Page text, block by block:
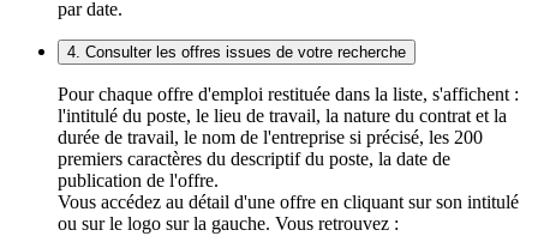
par date.
4. Consulter les offres issues de votre recherche
Pour chaque offre d'emploi restituée dans la liste, s'affichent :
l'intitulé du poste, le lieu de travail, la nature du contrat et la
durée de travail, le nom de l'entreprise si précisé, les 200
premiers caractères du descriptif du poste, la date de
publication de l'offre.
Vous accédez au détail d'une offre en cliquant sur son intitulé
ou sur le logo sur la gauche. Vous retrouvez :